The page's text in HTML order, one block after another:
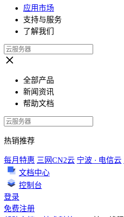
应用市场
支持与服务
了解我们
全部产品
新闻资讯
帮助文档
热销推荐
每月特惠 三网CN2云 宁波 · 电信云
文档中心
控制台
登录
免费注册